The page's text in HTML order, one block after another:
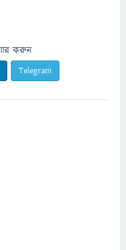
করুন
Telegram